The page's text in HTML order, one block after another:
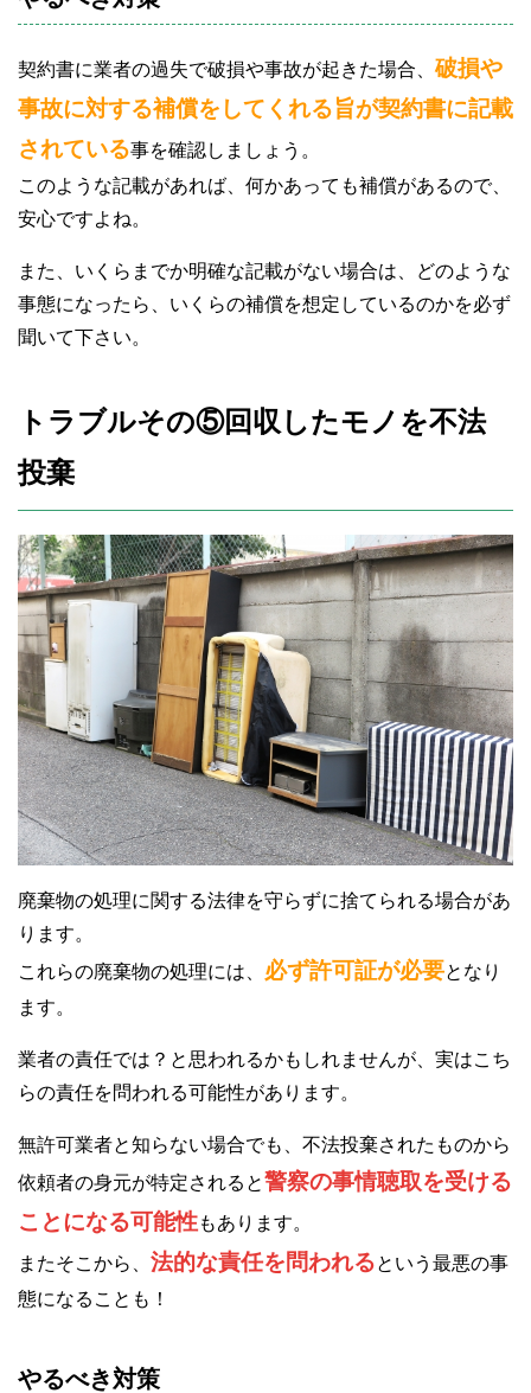
契約書に業者の過失で破損や事故が起きた場合、破損や
事故に対する補償をしてくれる旨が契約書に記載
されている事を確認しましょう。
このような記載があれば、何かあっても補償があるので、
安心ですよね。
また、いくらまでか明確な記載がない場合は、どのような
事態になったら、いくらの補償を想定しているのかを必ず
聞いて下さい。
トラブルその⑤回収したモノを不法
投棄
廃棄物の処理に関する法律を守らずに捨てられる場合があ
ります。
これらの廃棄物の処理には、 必ず許可証が必要となり
ます。
業者の責任では？と思われるかもしれませんが、実はこち
らの責任を問われる可能性があります。
無許可業者と知らない場合でも、不法投棄されたものから
依頼者の身元が特定されると警察の事情聴取を受ける
ことになる可能性もあります。
またそこから、 法的な責任を問われるという最悪の事
態になることも！
やるべき対策